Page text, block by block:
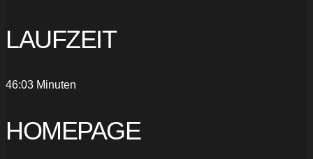
LAUFZEIT
46:03 Minuten
HOMEPAGE